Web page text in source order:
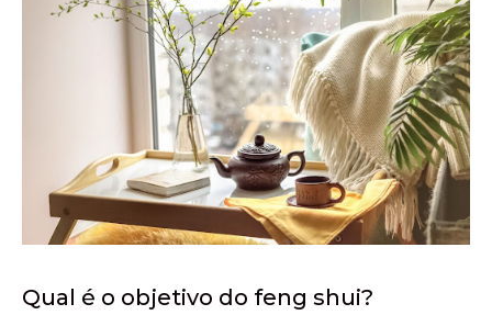
Qual é o objetivo do feng shui?